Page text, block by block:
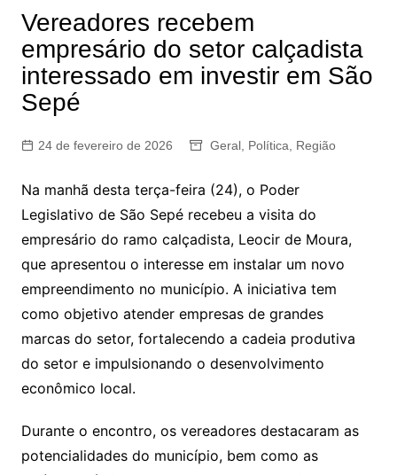
Vereadores recebem
empresário do setor calçadista
interessado em investir em São
Sepé
24 de fevereiro de 2026 Geral, Política Região
Na manhã desta terça-feira (24), o Poder
Legislativo de São Sepé recebeu a visita do
empresário do ramo calçadista, Leocir de Moura,
que apresentou o interesse em instalar um novo
empreendimento no município. A iniciativa tem
como objetivo atender empresas de grandes
marcas do setor, fortalecendo a cadeia produtiva
do setor e impulsionando o desenvolvimento
econômico local.
Durante o encontro, os vereadores destacaram as
potencialidades do município, bem como as